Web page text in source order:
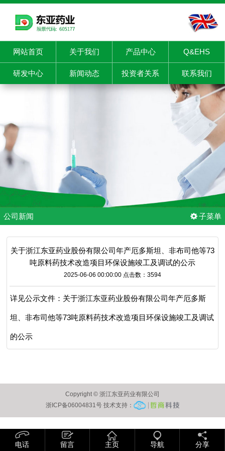
网站首页 关于我们 产品中心 Q&EHS
研发中心 新闻动态 投资者关系 联系我们
公司新闻 子菜单
关于浙江东亚药业股份有限公司年产厄多斯坦、非布司他等73
吨原料药技术改造项目环保设施竣工及调试的公示
2025-06-06 00:00:00 点击数：3594
详见公示文件： 关于浙江东亚药业股份有限公司年产厄多斯
坦、非布司他等73吨原料药技术改造项目环保设施竣工及调试
的公示
Copyright © 浙江东亚药业有限公司
浙ICP备06004831号 技术支持：
电话 留言 主页 导航 分享